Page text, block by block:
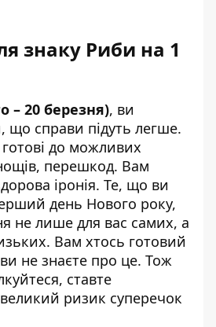
знаку Риби на 1
– 20 березня), ви
що справи підуть легше.
до можливих
перешкод. Вам
іронія. Те, що ви
день Нового року,
не лише для вас самих, а
Вам хтось готовий
не знаєте про це. Тож
ставте
ризик суперечок